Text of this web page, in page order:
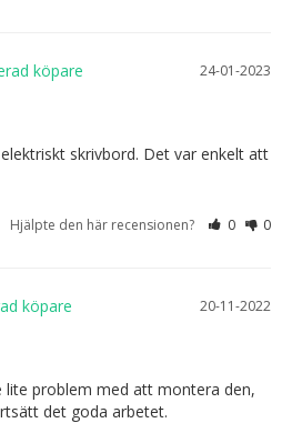
24-01-2023
skrivbord. Det var enkelt att
Hjälpte den här recensionen? 0 0
20-11-2022
lite problem med att montera den,
det goda arbetet.